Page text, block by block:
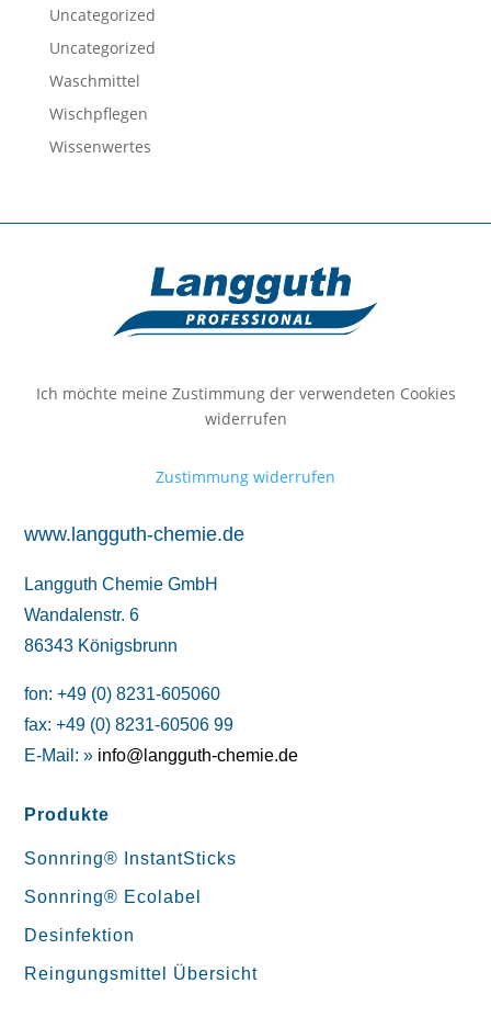
Uncategorized
Uncategorized
Waschmittel
Wischpflegen
Wissenwertes
Ich möchte meine Zustimmung der verwendeten Cookies
widerrufen
Zustimmung widerrufen
www.langguth-chemie.de
Langguth Chemie GmbH
Wandalenstr. 6
86343 Königsbrunn
fon: +49 (0) 8231-605060
fax: +49 (0) 8231-60506 99
E-Mail: » info@langguth-chemie.de
Produkte
Sonnring® InstantSticks
Sonnring® Ecolabel
Desinfektion
Reingungsmittel Übersicht